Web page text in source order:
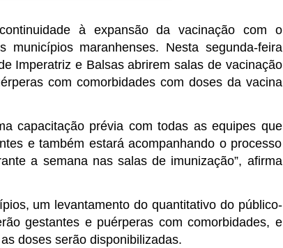
à expansão da vacinação com o
municípios maranhenses. Nesta segunda-feira
Imperatriz e Balsas abrirem salas de vacinação
com comorbidades com doses da vacina
capacitação prévia com todas as equipes que
e também estará acompanhando o processo
a semana nas salas de imunização”, afirma
um levantamento do quantitativo do público-
gestantes e puérperas com comorbidades, e
doses serão disponibilizadas.